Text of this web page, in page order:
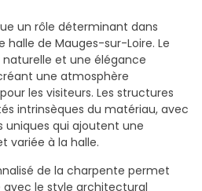
un rôle déterminant dans
halle de Mauges-sur-Loire. Le
et une élégance
une atmosphère
les visiteurs. Les structures
intrinsèques du matériau, avec
uniques qui ajoutent une
variée à la halle.
de la charpente permet
avec le style architectural